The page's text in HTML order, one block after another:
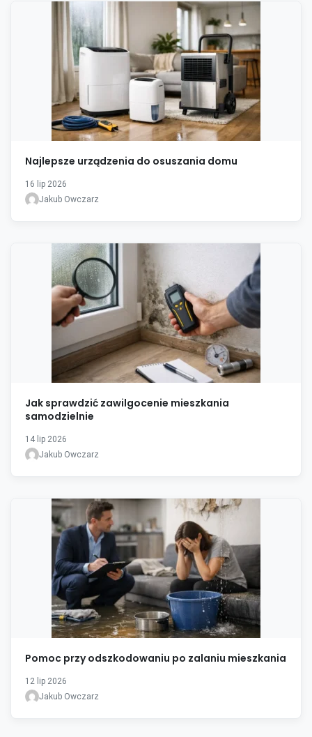
Najlepsze urządzenia do osuszania domu
16 lip 2026
Jakub Owczarz
Jak sprawdzić zawilgocenie mieszkania
samodzielnie
14 lip 2026
Jakub Owczarz
Pomoc przy odszkodowaniu po zalaniu mieszkania
12 lip 2026
Jakub Owczarz